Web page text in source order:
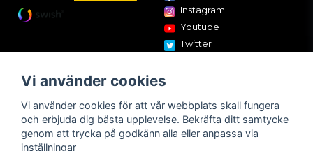
Instagram
Youtube
Twitter
Vi använder cookies
Vi använder cookies för att vår webbplats skall fungera
och erbjuda dig bästa upplevelse. Bekräfta ditt samtycke
genom att trycka på godkänn alla eller anpassa via
inställningar